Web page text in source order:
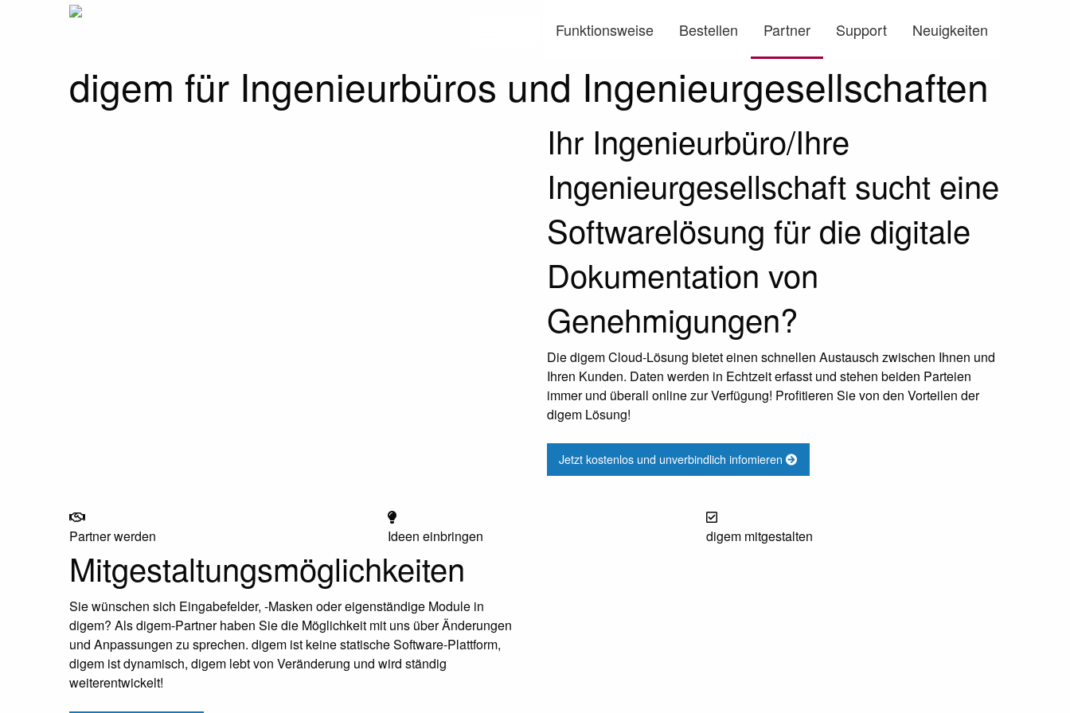
Funktionsweise Bestellen Partner Support Neuigkeiten
digem für Ingenieurbüros und Ingenieurgesellschaften
Ihr Ingenieurbüro/Ihre
Ingenieurgesellschaft sucht eine
Softwarelösung für die digitale
Dokumentation von
Genehmigungen?
Die digem Cloud-Lösung bietet einen schnellen Austausch zwischen Ihnen und
Ihren Kunden. Daten werden in Echtzeit erfasst und stehen beiden Parteien
immer und überall online zur Verfügung! Profitieren Sie von den Vorteilen der
digem Lösung!
Jetzt kostenlos und unverbindlich infomieren
Partner werden Ideen einbringen digem mitgestalten
Mitgestaltungsmöglichkeiten
Sie wünschen sich Eingabefelder, -Masken oder eigenständige Module in
digem? Als digem-Partner haben Sie die Möglichkeit mit uns über Änderungen
und Anpassungen zu sprechen. digem ist keine statische Software-Plattform,
digem ist dynamisch, digem lebt von Veränderung und wird ständig
weiterentwickelt!